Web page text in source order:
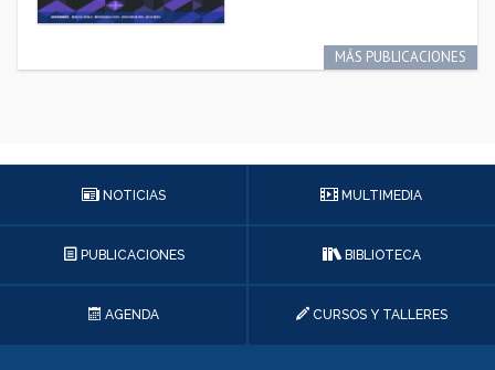
MÁS PUBLICACIONES
NOTICIAS MULTIMEDIA
PUBLICACIONES BIBLIOTECA
AGENDA CURSOS Y TALLERES